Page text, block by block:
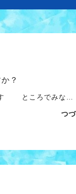
？
ところでみな…
つ